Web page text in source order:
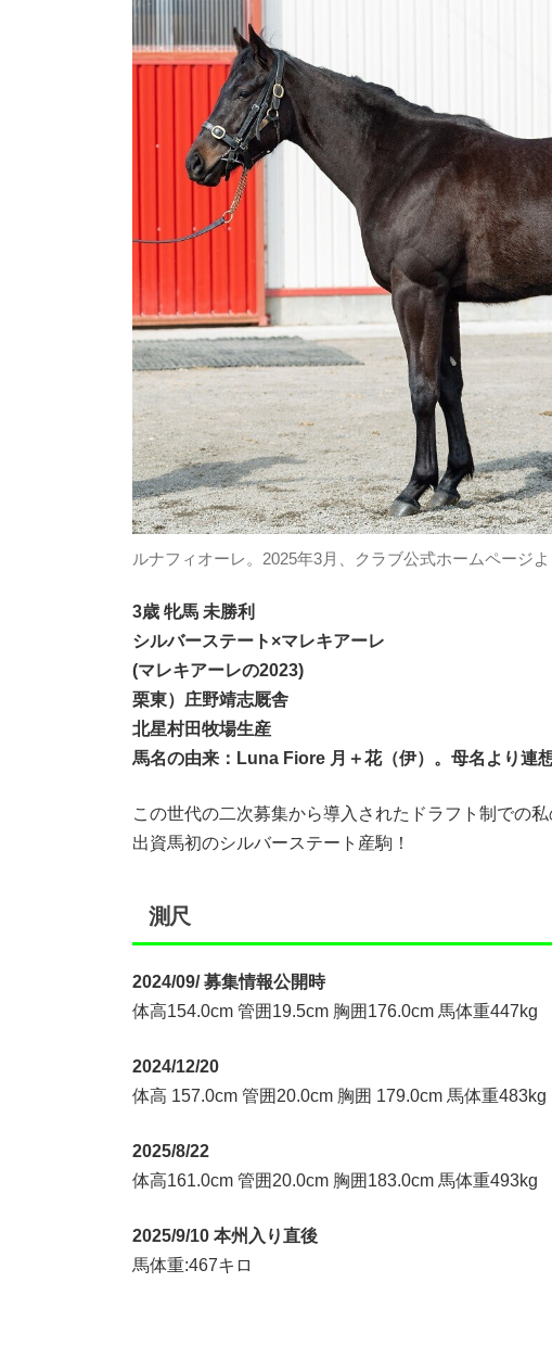
ルナフィオーレ。2025年3月、クラブ公式ホームページ
3歳 牝馬 未勝利
シルバーステート×マレキアーレ
(マレキアーレの2023)
栗東）庄野靖志厩舎
北星村田牧場生産
馬名の由来：Luna Fiore 月＋花（伊）。母名より連
この世代の二次募集から導入されたドラフト制での私
出資馬初のシルバーステート産駒！
測尺
2024/09/ 募集情報公開時
体高154.0cm 管囲19.5cm 胸囲176.0cm 馬体重447kg
2024/12/20
体高 157.0cm 管囲20.0cm 胸囲 179.0cm 馬体重483kg
2025/8/22
体高161.0cm 管囲20.0cm 胸囲183.0cm 馬体重493kg
2025/9/10 本州入り直後
馬体重:467キロ